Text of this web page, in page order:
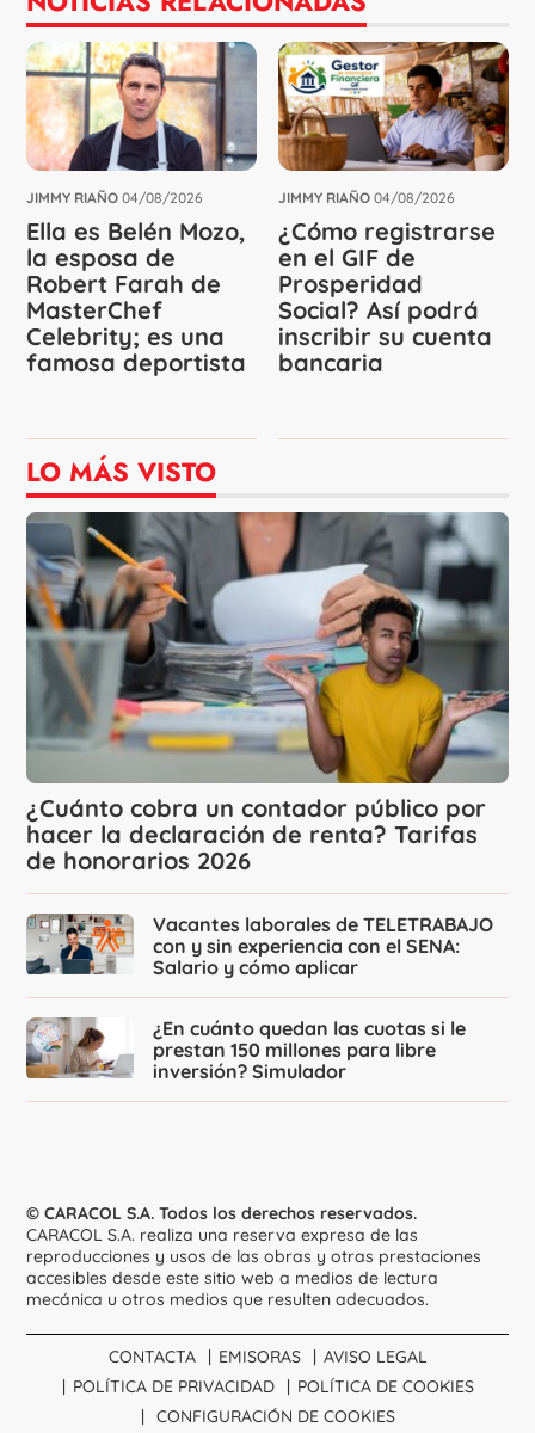
JIMMY RIAÑO 04/08/2026
Ella es Belén Mozo,
la esposa de
Robert Farah de
MasterChef
Celebrity; es una
famosa deportista
JIMMY RIAÑO 04/08/2026
¿Cómo registrarse
en el GIF de
Prosperidad
Social? Así podrá
inscribir su cuenta
bancaria
LO MÁS VISTO
¿Cuánto cobra un contador público por
hacer la declaración de renta? Tarifas
de honorarios 2026
Vacantes laborales de TELETRABAJO
con y sin experiencia con el SENA:
Salario y cómo aplicar
¿En cuánto quedan las cuotas si le
prestan 150 millones para libre
inversión? Simulador
© CARACOL S.A. Todos los derechos reservados.
CARACOL S.A. realiza una reserva expresa de las
reproducciones y usos de las obras y otras prestaciones
accesibles desde este sitio web a medios de lectura
mecánica u otros medios que resulten adecuados.
CONTACTA EMISORAS
AVISO LEGAL
POLÍTICA DE PRIVACIDAD
POLÍTICA DE COOKIES
CONFIGURACIÓN DE COOKIES